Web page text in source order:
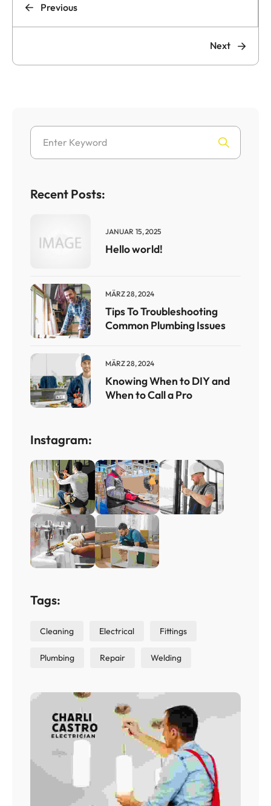
Previous
Next
Recent Posts:
JANUAR 15, 2025
Hello world!
MÄRZ 28, 2024
Tips To Troubleshooting
Common Plumbing Issues
MÄRZ 28, 2024
Knowing When to DIY and
When to Call a Pro
Instagram:
Tags:
Cleaning Electrical Fittings
Plumbing Repair Welding